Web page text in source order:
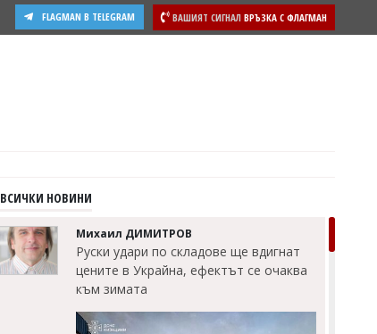
ВАШИЯТ СИГНАЛ ВРЪЗКА С ФЛАГМАН
FLAGMAN В TELEGRAM
ВСИЧКИ НОВИНИ
Михаил ДИМИТРОВ
Руски удари по складове ще вдигнат
цените в Украйна, ефектът се очаква
към зимата